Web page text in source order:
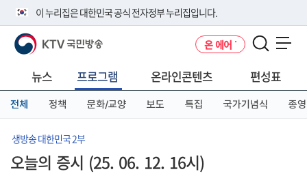
이 누리집은 대한민국 공식 전자정부 누리집입니다.
공식 누리집 주소 확인하기
니다.
이밖에 or.kr 또는 .kr등 다른 도메인 주소를 사용하고 있다면 아래 URL에
서 도메인 주소를 확인해 보세요
KTV 국민방송 온 에어
뉴스 프로그램 온라인콘텐츠 편성표
전체 정책 문화/교양 보도 특집 국가기념식 종영
생방송 대한민국 2부
오늘의 증시 (25. 06. 12. 16시)